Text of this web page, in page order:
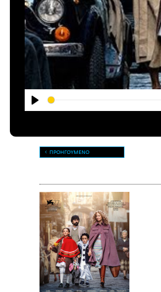
Play
ΠΡΟΗΓΟΥΜΕΝΟ